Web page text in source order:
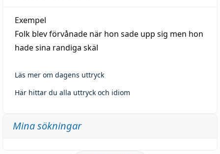
Exempel
Folk blev förvånade när hon sade upp sig men hon
hade sina randiga skäl
Läs mer om dagens uttryck
Här hittar du alla uttryck och idiom
Mina sökningar